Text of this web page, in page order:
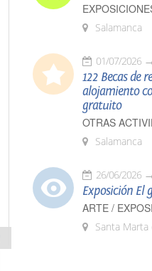
Salamanca
01/07/2026
122 Becas de
alojamiento
gratuito
OTRAS
Salamanca
26/06/2026
Exposición El
ARTE /
Santa